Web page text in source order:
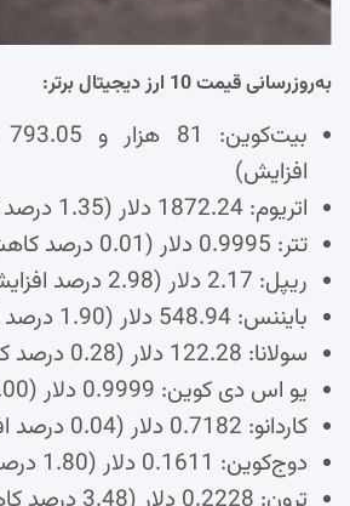
به‌روزرسانی قیمت 10 ارز دیجیتال برتر:
افزایش)
اتریوم: 1872.24 دلار (1.35 درصد کاهش)
تتر: 0.9995 دلار (0.01 درصد کاهش)
ریپل: 2.17 دلار (2.98 درصد افزایش)
بایننس: 548.94 دلار (1.90 درصد افزایش)
سولانا: 122.28 دلار (0.28 درصد کاهش)
یو اس دی کوین: 0.9999 دلار (0.00 درصد کاهش)
کاردانو: 0.7182 دلار (0.04 درصد افزایش)
دوج‌کوین: 0.1611 دلار (1.80 درصد افزایش)